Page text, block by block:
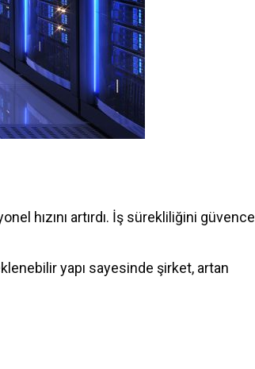
hızını artırdı. İş sürekliliğini güvence
yapı sayesinde şirket, artan